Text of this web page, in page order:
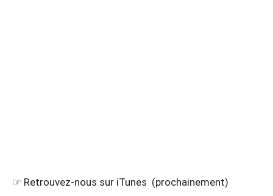
☞ Retrouvez-nous sur iTunes (prochainement)